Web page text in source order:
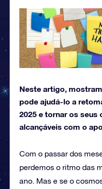
Neste artigo,
pode ajudá-lo a
2025 e tornar os seus
alcançáveis com o
Com o passar dos
perdemos o ritmo das
ano. Mas e se o